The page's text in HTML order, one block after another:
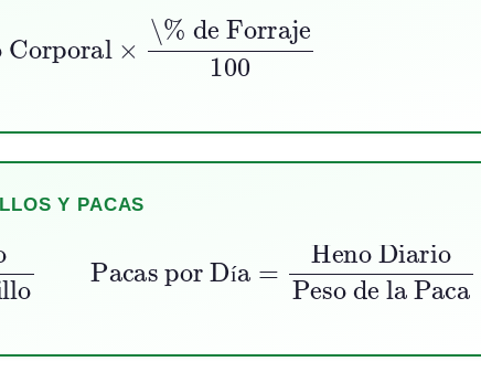
\% de Forraje100
Y PACAS
í
Peso del Librillo Pacas por Día=
de la Paca